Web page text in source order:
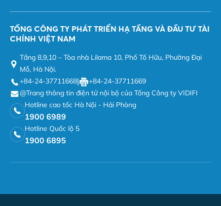
TỔNG CÔNG TY PHÁT TRIỂN HẠ TẦNG VÀ ĐẦU TƯ TÀI
CHÍNH VIỆT NAM
Tầng 8,9,10 – Tòa nhà Lilama 10, Phố Tố Hữu, Phường Đại
Mỗ, Hà Nội.
+84-24-37711668|
+84-24-37711669
@Trang thông tin điện tử nội bộ của Tổng Công ty VIDIFI
Hotline cao tốc Hà Nội - Hải Phòng
1900 6989
Hotline Quốc lộ 5
1900 6895